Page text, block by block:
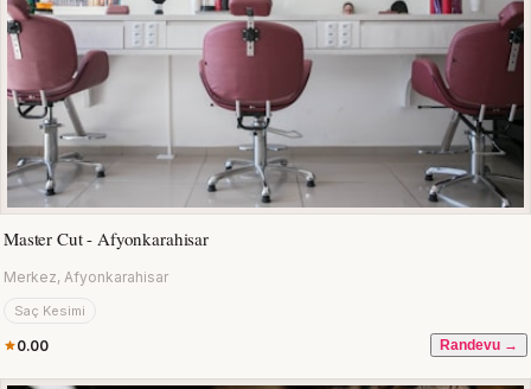
Master Cut - Afyonkarahisar
Merkez, Afyonkarahisar
Saç Kesimi
0.00 Randevu →